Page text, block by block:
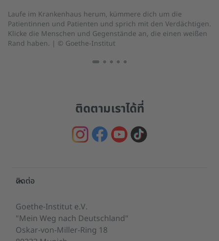
Laufe im Krankenhaus herum, kümmere dich um die
Patientinnen und Patienten und sprich mit den Verdächtigen.
Klicke die Menschen und Gegenstände an, die einen weißen
Rand haben. | © Goethe-Institut
ติดตามเราได้ที่
Service- und Informationsbereich
ติดต่อ
Goethe-Institut e.V.
"Mein Weg nach Deutschland"
Oskar-von-Miller-Ring 18